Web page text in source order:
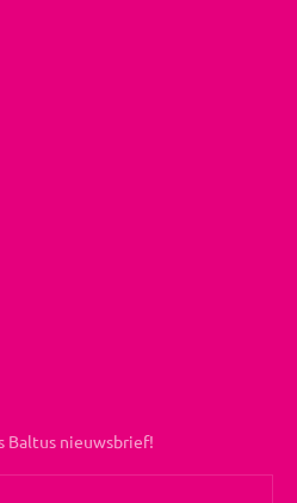
Baltus nieuwsbrief!